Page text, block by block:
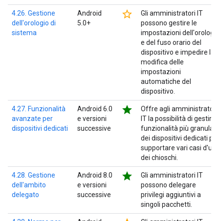
4.26. Gestione
dell'orologio di
sistema
Android
5.0+
star_border
Gli amministratori IT
possono gestire le
impostazioni dell'orologio
e del fuso orario del
dispositivo e impedire la
modifica delle
impostazioni
automatiche del
dispositivo.
4.27. Funzionalità
avanzate per
dispositivi dedicati
Android 6.0
e versioni
successive
star
Offre agli amministratori
IT la possibilità di gestire
funzionalità più granulari
dei dispositivi dedicati per
supportare vari casi d'uso
dei chioschi.
4.28. Gestione
dell'ambito
delegato
Android 8.0
e versioni
successive
star
Gli amministratori IT
possono delegare
privilegi aggiuntivi a
singoli pacchetti.